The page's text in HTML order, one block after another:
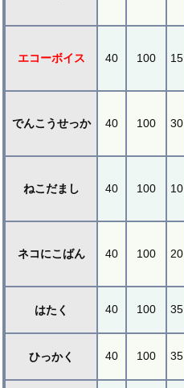
エコーボイス 40 100 15
でんこうせっか 40 100 30
ねこだまし 40 100 10
ネコにこばん 40 100 20
はたく 40 100 35
ひっかく 40 100 35